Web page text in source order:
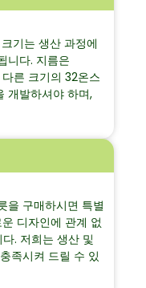
기는 생산 과정에
니다. 지름은
른 크기의 32온스
개발하셔야 하며,
을 구매하시면 특별
디자인에 관계 없
. 저희는 생산 및
족시켜 드릴 수 있